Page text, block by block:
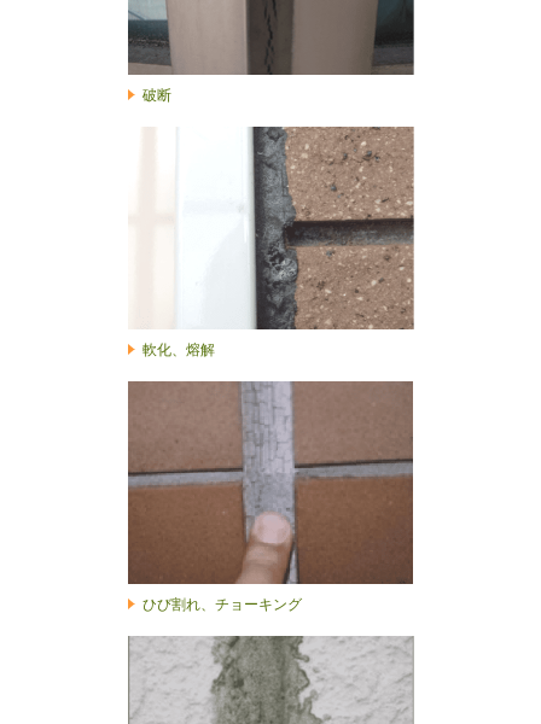
破断
軟化、熔解
ひび割れ、チョーキング